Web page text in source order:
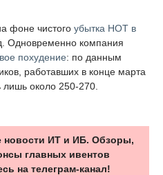
фоне чистого убытка НОТ в
Одновременно компания
похудение: по данным
работавших в конце марта
лишь около 250-270.
новости ИТ и ИБ. Обзоры,
главных ивентов
на телеграм-канал!